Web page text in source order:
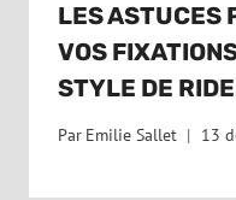
LES ASTUCES
VOS
STYLE DE
Par Emilie Sallet 13